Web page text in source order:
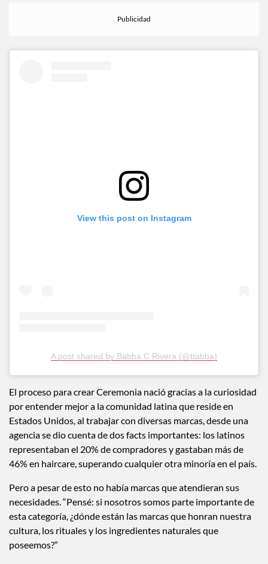
View this post on Instagram
A post shared by Babba C Rivera (@babba)
El proceso para crear Ceremonia nació gracias a la curiosidad
por entender mejor a la comunidad latina que reside en
Estados Unidos, al trabajar con diversas marcas, desde una
agencia se dio cuenta de dos facts importantes: los latinos
representaban el 20% de compradores y gastaban más de
46% en haircare, superando cualquier otra minoría en el país.
Pero a pesar de esto no había marcas que atendieran sus
necesidades. “Pensé: si nosotros somos parte importante de
esta categoría, ¿dónde están las marcas que honran nuestra
cultura, los rituales y los ingredientes naturales que
poseemos?”